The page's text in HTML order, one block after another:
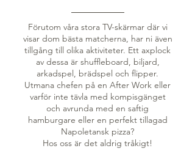
Förutom våra stora TV-skärmar där vi
visar dom bästa matcherna, har ni även
tillgång till olika aktiviteter. Ett axplock
av dessa är shuffleboard, biljard,
arkadspel, brädspel och flipper.
Utmana chefen på en After Work eller
varför inte tävla med kompisgänget
och avrunda med en saftig
hamburgare eller en perfekt tillagad
Napoletansk pizza?
Hos oss är det aldrig tråkigt!